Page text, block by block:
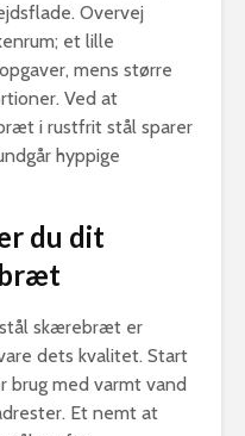
Overvej
et lille
mens større
Ved at
i rustfrit stål sparer
hyppige
du dit
skærebræt er
dets kvalitet. Start
brug med varmt vand
Et nemt at